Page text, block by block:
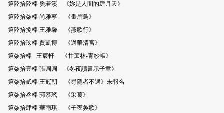
第陸拾陸棒 樊若溪 《妳是人間的肆月天》
第陸拾柒棒 尚雅寧 《畫眉鳥》
第陸拾捌棒 王雅馨 《燕歌行》
第陸拾玖棒 賈凱博 《過華清宮》
第柒拾棒 王宸軒 《甘蔗林-青紗帳》
第柒拾壹棒 張圓圓 《冬夜讀書示子聿》
第柒拾貳棒 王冠朝 《尋隱者不遇》未報名
第柒拾叁棒 郭慕瑤 《采葛》
第柒拾肆棒 華雨琪 《子夜吳歌》